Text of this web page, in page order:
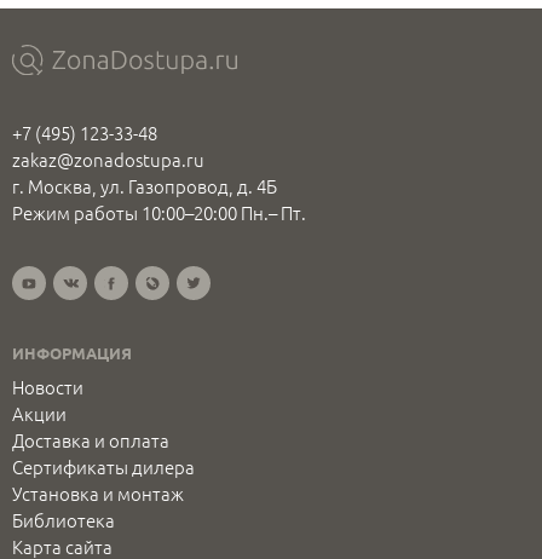
+7 (495) 123-33-48
zakaz@zonadostupa.ru
г. Москва, ул. Газопровод, д. 4Б
Режим работы 10:00–20:00 Пн.– Пт.
ИНФОРМАЦИЯ
Новости
Акции
Доставка и оплата
Сертификаты дилера
Установка и монтаж
Библиотека
Карта сайта